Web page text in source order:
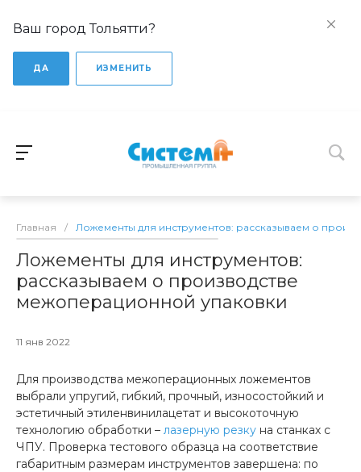
Ваш город Тольятти?
ДА ИЗМЕНИТЬ
Главная / Ложементы для инструментов: рассказываем о
Ложементы для инструментов:
рассказываем о производстве
межоперационной упаковки
11 янв 2022
Для производства межоперационных ложементов
выбрали упругий, гибкий, прочный, износостойкий и
эстетичный этиленвинилацетат и высокоточную
технологию обработки – лазерную резку на станках с
ЧПУ. Проверка тестового образца на соответствие
габаритным размерам инструментов завершена: по